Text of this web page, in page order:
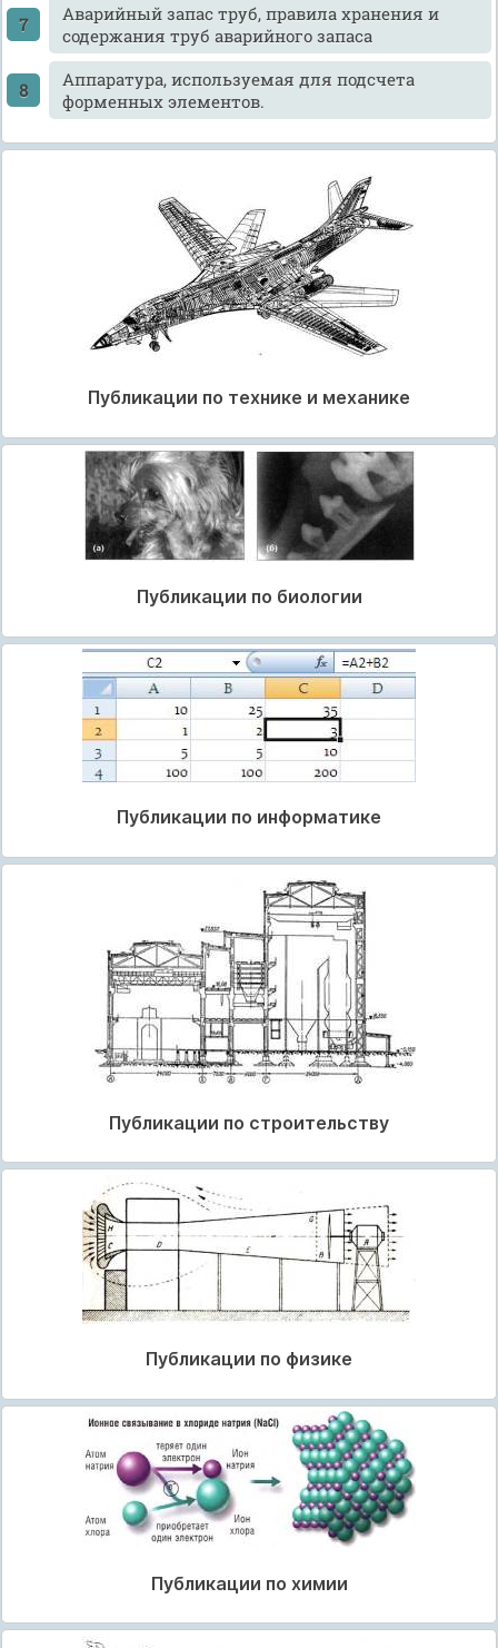
Аварийный запас труб, правила хранения и
содержания труб аварийного запаса
Аппаратура, используемая для подсчета
форменных элементов.
Публикации по технике и механике
Публикации по биологии
Публикации по информатике
Публикации по строительству
Публикации по физике
Публикации по химии